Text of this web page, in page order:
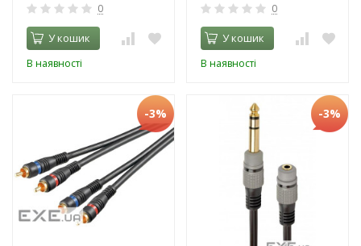
0
У кошик
В наявності
0
У кошик
В наявності
-3% -3%